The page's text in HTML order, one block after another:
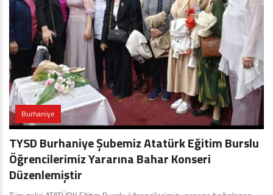
Burhaniye
TYSD Burhaniye Şubemiz Atatürk Eğitim Burslu
Öğrencilerimiz Yararına Bahar Konseri
Düzenlemiştir